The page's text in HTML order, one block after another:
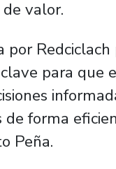
valor.
para que
de forma
Peña.